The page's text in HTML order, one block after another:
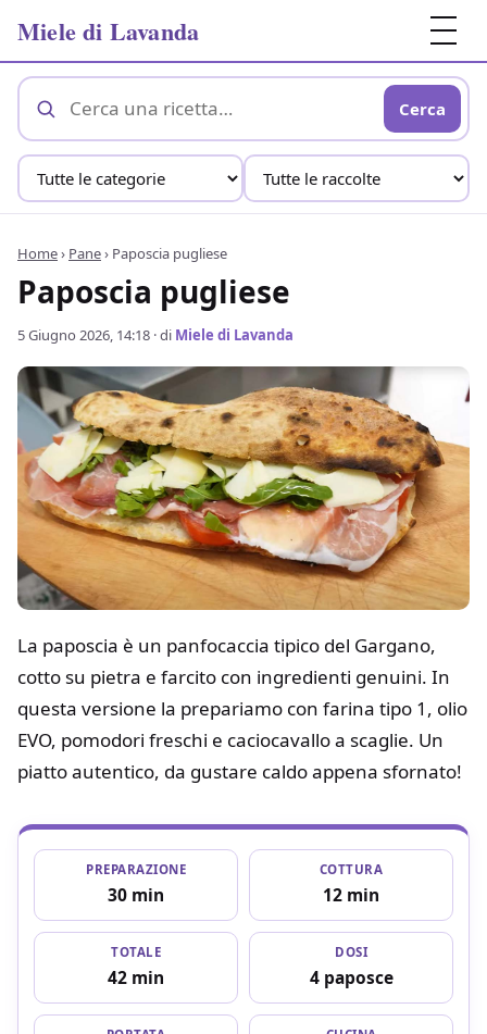
Miele di Lavanda
Cerca
Home› Pane› Paposcia pugliese
Paposcia pugliese
5 Giugno 2026, 14:18 · di Miele di Lavanda
La paposcia è un panfocaccia tipico del Gargano,
cotto su pietra e farcito con ingredienti genuini. In
questa versione la prepariamo con farina tipo 1, olio
EVO, pomodori freschi e caciocavallo a scaglie. Un
piatto autentico, da gustare caldo appena sfornato!
PREPARAZIONE
30 min
COTTURA
12 min
TOTALE
42 min
DOSI
4 paposce